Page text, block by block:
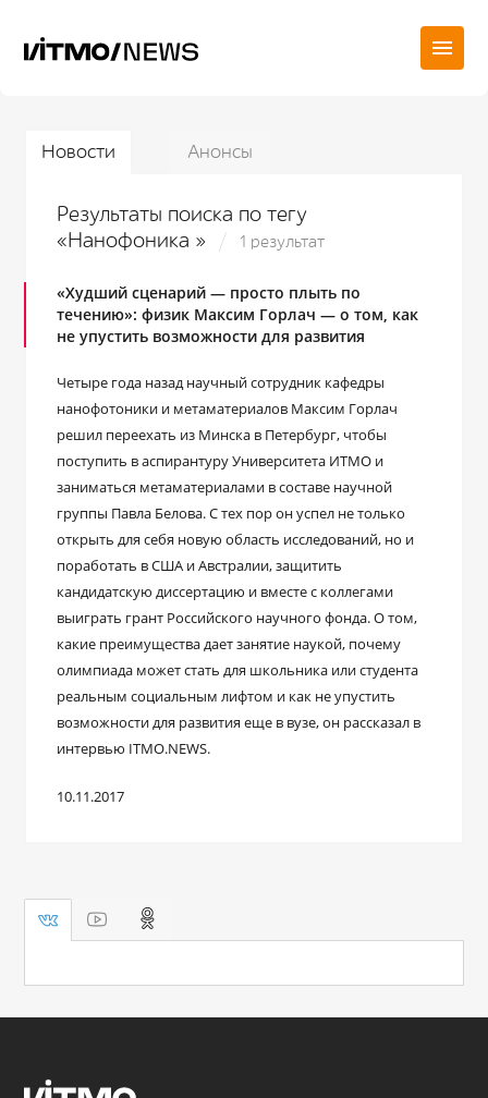
Новости Анонсы
Результаты поиска по тегу
«Нанофоника »
1 результат
«Худший сценарий — просто плыть по
течению»: физик Максим Горлач — о том, как
не упустить возможности для развития
Четыре года назад научный сотрудник кафедры
нанофотоники и метаматериалов Максим Горлач
решил переехать из Минска в Петербург, чтобы
поступить в аспирантуру Университета ИТМО и
заниматься метаматериалами в составе научной
группы Павла Белова. С тех пор он успел не только
открыть для себя новую область исследований, но и
поработать в США и Австралии, защитить
кандидатскую диссертацию и вместе с коллегами
выиграть грант Российского научного фонда. О том,
какие преимущества дает занятие наукой, почему
олимпиада может стать для школьника или студента
реальным социальным лифтом и как не упустить
возможности для развития еще в вузе, он рассказал в
интервью ITMO.NEWS.
10.11.2017